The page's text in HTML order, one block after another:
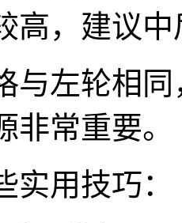
高，建议
与左轮相
非常重要。
实用技巧：